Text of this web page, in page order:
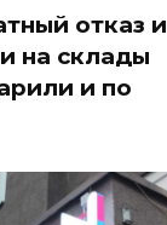
отказ и
на склады
и по